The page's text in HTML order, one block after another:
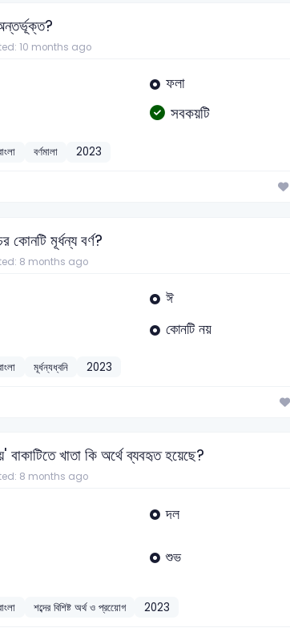
10 months ago
ফলা
সবকয়টি
বর্ণমালা 2023
কোনটি মূর্ধন্য বর্ণ?
8 months ago
ঈ
কোনটি নয়
মূর্ধন্যধ্বনি 2023
বাকাটিতে খাতা কি অর্থে ব্যবহৃত হয়েছে?
8 months ago
দল
শুভ
শব্দের বিশিষ্ট অর্থ ও প্রয়োেগ 2023